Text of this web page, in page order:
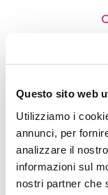
Questo sito web
Utilizziamo i
annunci, per
analizzare il
informazioni sul
nostri partner che